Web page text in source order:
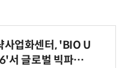
사업화센터, 'BIO U
서 글로벌 빅파마